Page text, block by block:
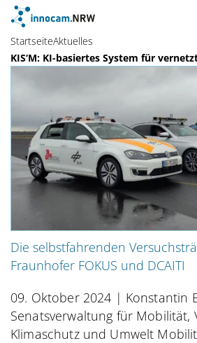
StartseiteAktuelles
KIS‘M: KI-basiertes System für
Die selbstfahrenden
Fraunhofer FOKUS und DCAITI
09. Oktober 2024 | Konstantin
Senatsverwaltung für Mobilität,
Klimaschutz und Umwelt